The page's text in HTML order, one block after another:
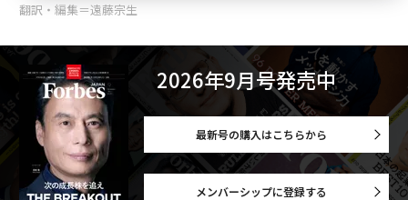
翻訳・編集＝遠藤宗生
2026年9月号発売中
最新号の購入はこちらから
メンバーシップに登録する